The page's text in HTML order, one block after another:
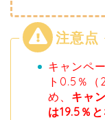
キャンペ
ト0.5％
め、 キャ
は19.5％